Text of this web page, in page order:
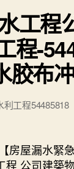
工程
程-
胶布冲
利工程54485818
房屋漏水緊
程 公司建築